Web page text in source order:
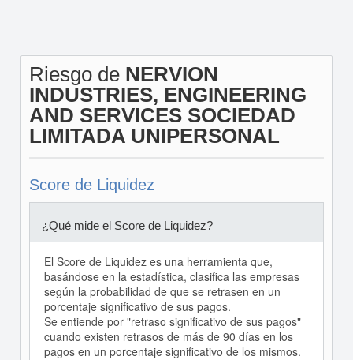
Riesgo de NERVION
INDUSTRIES, ENGINEERING
AND SERVICES SOCIEDAD
LIMITADA UNIPERSONAL
Score de Liquidez
¿Qué mide el Score de Liquidez?
El Score de Liquidez es una herramienta que,
basándose en la estadística, clasifica las empresas
según la probabilidad de que se retrasen en un
porcentaje significativo de sus pagos.
Se entiende por "retraso significativo de sus pagos"
cuando existen retrasos de más de 90 días en los
pagos en un porcentaje significativo de los mismos.